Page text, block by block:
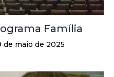
Família
de maio de 2025